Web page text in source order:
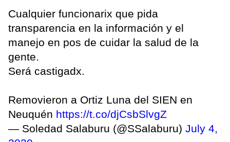
Cualquier funcionarix que pida
transparencia en la información y el
manejo en pos de cuidar la salud de la
gente.
Será castigadx.
Removieron a Ortiz Luna del SIEN en
Neuquén https://t.co/djCsbSlvgZ
— Soledad Salaburu (@SSalaburu) July 4,